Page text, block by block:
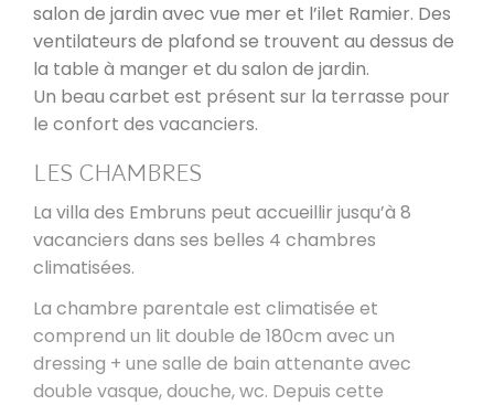
salon de jardin avec vue mer et l’ilet Ramier. Des
ventilateurs de plafond se trouvent au dessus de
la table à manger et du salon de jardin.
Un beau carbet est présent sur la terrasse pour
le confort des vacanciers.
LES CHAMBRES
La villa des Embruns peut accueillir jusqu’à 8
vacanciers dans ses belles 4 chambres
climatisées.
La chambre parentale est climatisée et
comprend un lit double de 180cm avec un
dressing + une salle de bain attenante avec
double vasque, douche, wc. Depuis cette